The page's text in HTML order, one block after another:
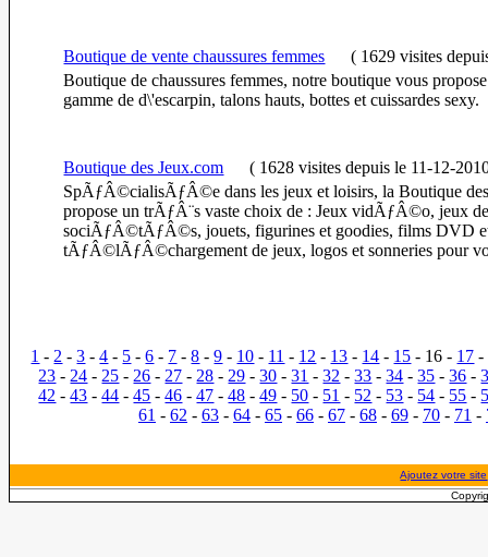
Boutique de vente chaussures femmes ( 1629 visites
Boutique de chaussures femmes, notre boutique vous
gamme de d\'escarpin, talons hauts, bottes et cuissardes sexy.
Boutique des Jeux.com ( 1628 visitesdepuis le 11-12-
SpÃƒÂ©cialisÃƒÂ©e dans les jeux et loisirs, la Boutique
propose un trÃƒÂ¨s vaste choix de : Jeux vidÃƒÂ©o, jeux
sociÃƒÂ©tÃƒÂ©s, jouets, figurines et goodies, films DVD
tÃƒÂ©lÃƒÂ©chargement de jeux, logos et sonneries pour
1 -2 -3 -4 - 5 -6 - 7 -8 -9 - 10 - 11 - 12 - 13 - 14 - 15 - 16 - 17 -
23 -24 -25 -26 -27 -28 -29 -30 -31 -32 -33 -34 -35 -36 -
42 -43 -44 -45 -46 -47 -48 -49 - 50 - 51 - 52 - 53 - 54 - 55 -
61 - 62 - 63 - 64 - 65 - 66 - 67 - 68 - 69 - 70 - 71 -
Ajoutez votre site